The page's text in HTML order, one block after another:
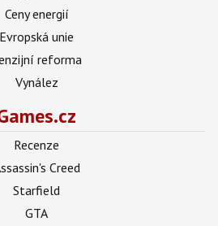
Ceny energií
Evropská unie
reforma
Vynález
Recenze
Creed
Starfield
GTA